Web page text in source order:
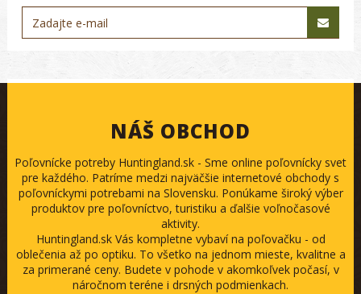
NÁŠ OBCHOD
Poľovnícke potreby Huntingland.sk - Sme online poľovnícky svet
pre každého. Patríme medzi najväčšie internetové obchody s
poľovníckymi potrebami na Slovensku. Ponúkame široký výber
produktov pre poľovníctvo, turistiku a ďalšie voľnočasové
aktivity.
Huntingland.sk Vás kompletne vybaví na poľovačku - od
oblečenia až po optiku. To všetko na jednom mieste, kvalitne a
za primerané ceny. Budete v pohode v akomkoľvek počasí, v
náročnom teréne i drsných podmienkach.